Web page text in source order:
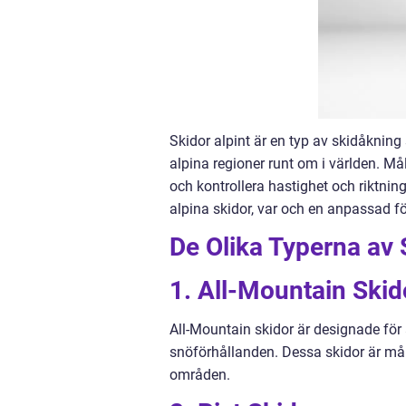
Skidor alpint är en typ av
alpina regioner runt om i världen.
och kontrollera hastighet och
alpina skidor, var och en anpassad
De Olika Typerna
1. All-Mountain
All-Mountain skidor är designade
snöförhållanden. Dessa skidor är
områden.